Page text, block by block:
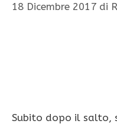
18 Dicembre 2017 di
Subito dopo il salto,